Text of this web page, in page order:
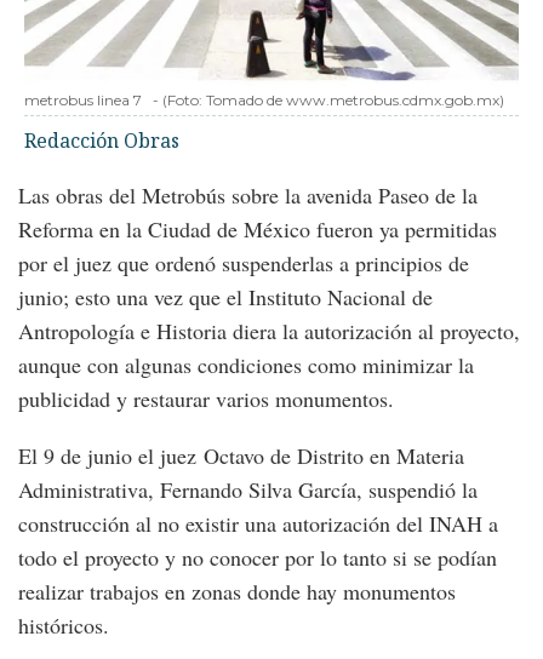
metrobus linea 7 - (Foto: Tomado de www.metrobus.cdmx.gob.mx)
Redacción Obras
Las obras del Metrobús sobre la avenida Paseo de la
Reforma en la Ciudad de México fueron ya permitidas
por el juez que ordenó suspenderlas a principios de
junio; esto una vez que el Instituto Nacional de
Antropología e Historia diera la autorización al proyecto,
aunque con algunas condiciones como minimizar la
publicidad y restaurar varios monumentos.
El 9 de junio el juez Octavo de Distrito en Materia
Administrativa, Fernando Silva García, suspendió la
construcción al no existir una autorización del INAH a
todo el proyecto y no conocer por lo tanto si se podían
realizar trabajos en zonas donde hay monumentos
históricos.